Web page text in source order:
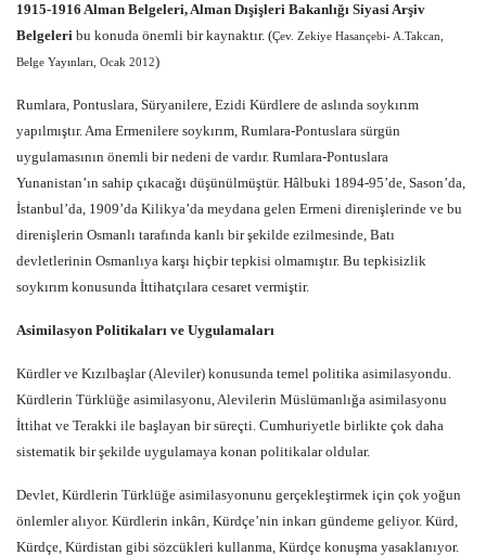
1915-1916 Alman Belgeleri, Alman Dışişleri Bakanlığı Siyasi Arşiv
Belgeleri bu konuda önemli bir kaynaktır. (Çev. Zekiye Hasançebi- A.Takcan,
Belge Yayınları, Ocak 2012)
Rumlara, Pontuslara, Süryanilere, Ezidi Kürdlere de aslında soykırım
yapılmıştır. Ama Ermenilere soykırım, Rumlara-Pontuslara sürgün
uygulamasının önemli bir nedeni de vardır. Rumlara-Pontuslara
Yunanistan’ın sahip çıkacağı düşünülmüştür. Hâlbuki 1894-95’de, Sason’da,
İstanbul’da, 1909’da Kilikya’da meydana gelen Ermeni direnişlerinde ve bu
direnişlerin Osmanlı tarafında kanlı bir şekilde ezilmesinde, Batı
devletlerinin Osmanlıya karşı hiçbir tepkisi olmamıştır. Bu tepkisizlik
soykırım konusunda İttihatçılara cesaret vermiştir.
Asimilasyon Politikaları ve Uygulamaları
Kürdler ve Kızılbaşlar (Aleviler) konusunda temel politika asimilasyondu.
Kürdlerin Türklüğe asimilasyonu, Alevilerin Müslümanlığa asimilasyonu
İttihat ve Terakki ile başlayan bir süreçti. Cumhuriyetle birlikte çok daha
sistematik bir şekilde uygulamaya konan politikalar oldular.
Devlet, Kürdlerin Türklüğe asimilasyonunu gerçekleştirmek için çok yoğun
önlemler alıyor. Kürdlerin inkârı, Kürdçe’nin inkarı gündeme geliyor. Kürd,
Kürdçe, Kürdistan gibi sözcükleri kullanma, Kürdçe konuşma yasaklanıyor.